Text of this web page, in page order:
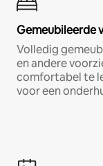
Gemeubileerde
Volledig
en andere
comfortabel te
voor een